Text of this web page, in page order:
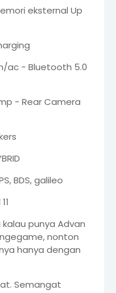
eksternal Up
ac - Bluetooth 5.0
- Rear Camera
BDS, galileo
kalau punya Advan
nonton
hanya dengan
Semangat